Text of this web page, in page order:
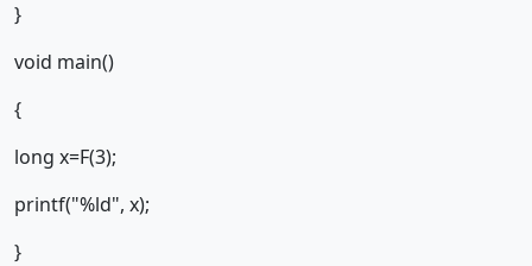
}
void main()
{
long x=F(3);
printf("%ld", x);
}